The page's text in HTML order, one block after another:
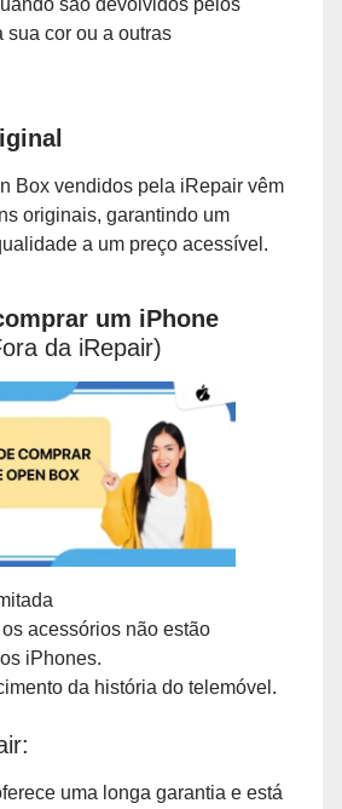
são devolvidos pelos
sua cor ou a outras
Box vendidos pela iRepair vêm
originais, garantindo um
a um preço acessível.
um iPhone
da iRepair)
acessórios não estão
iPhones.
da história do telemóvel.
uma longa garantia e está